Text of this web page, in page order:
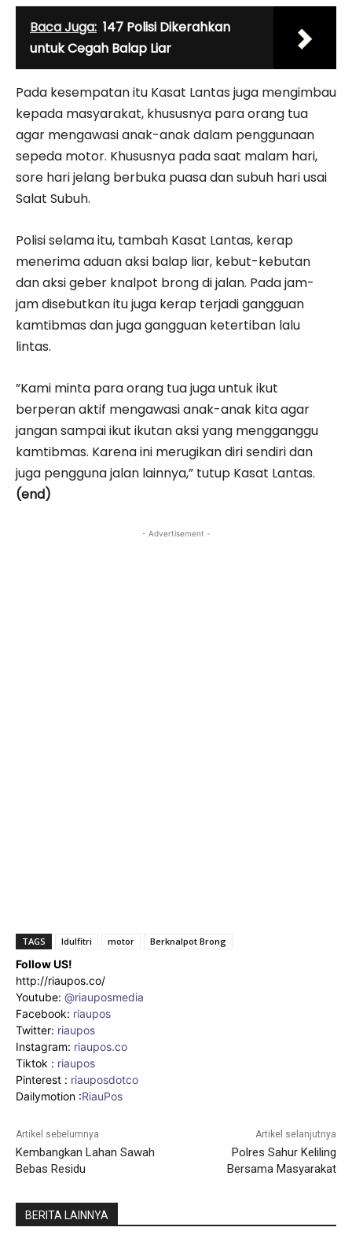
Baca Juga: 147 Polisi Dikerahkan
untuk Cegah Balap Liar
Pada kesempatan itu Kasat Lantas juga mengimbau
kepada masyarakat, khususnya para orang tua
agar mengawasi anak-anak dalam penggunaan
sepeda motor. Khususnya pada saat malam hari,
sore hari jelang berbuka puasa dan subuh hari usai
Salat Subuh.
Polisi selama itu, tambah Kasat Lantas, kerap
menerima aduan aksi balap liar, kebut-kebutan
dan aksi geber knalpot brong di jalan. Pada jam-
jam disebutkan itu juga kerap terjadi gangguan
kamtibmas dan juga gangguan ketertiban lalu
lintas.
”Kami minta para orang tua juga untuk ikut
berperan aktif mengawasi anak-anak kita agar
jangan sampai ikut ikutan aksi yang mengganggu
kamtibmas. Karena ini merugikan diri sendiri dan
juga pengguna jalan lainnya,” tutup Kasat Lantas.
(end)
- Advertisement -
TAGS Idulfitri motor Berknalpot Brong
Follow US!
http://riaupos.co/
Youtube: @riauposmedia
Facebook: riaupos
Twitter: riaupos
Instagram: riaupos.co
Tiktok : riaupos
Pinterest : riauposdotco
Dailymotion :RiauPos
Artikel sebelumnya
Kembangkan Lahan Sawah
Bebas Residu
Artikel selanjutnya
Polres Sahur Keliling
Bersama Masyarakat
BERITA LAINNYA